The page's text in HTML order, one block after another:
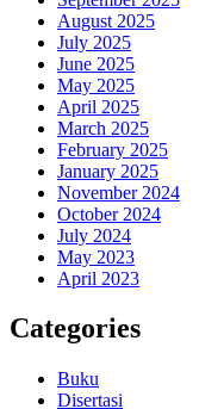
August 2025
July 2025
June 2025
May 2025
April 2025
March 2025
February 2025
January 2025
November 2024
October 2024
July 2024
May 2023
April 2023
Categories
Buku
Disertasi